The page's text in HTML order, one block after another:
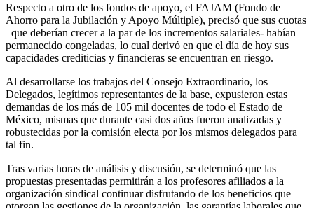
Respecto a otro de los fondos de apoyo, el FAJAM (Fondo de
Ahorro para la Jubilación y Apoyo Múltiple), precisó que sus cuotas
–que deberían crecer a la par de los incrementos salariales- habían
permanecido congeladas, lo cual derivó en que el día de hoy sus
capacidades crediticias y financieras se encuentran en riesgo.
Al desarrollarse los trabajos del Consejo Extraordinario, los
Delegados, legítimos representantes de la base, expusieron estas
demandas de los más de 105 mil docentes de todo el Estado de
México, mismas que durante casi dos años fueron analizadas y
robustecidas por la comisión electa por los mismos delegados para
tal fin.
Tras varias horas de análisis y discusión, se determinó que las
propuestas presentadas permitirán a los profesores afiliados a la
organización sindical continuar disfrutando de los beneficios que